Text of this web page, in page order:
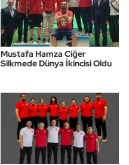
Mustafa Hamza Ciğer
Silkmede Dünya İkincisi Oldu